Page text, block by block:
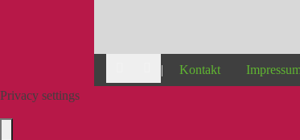
| Kontakt
Privacy settings